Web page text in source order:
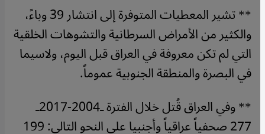
** تشير المعطيات المتوفرة إلى انتشار 39 وباءً،
والكثير من الأمراض السرطانية والتشوهات الخلقية
التي لم تكن معروفة في العراق قبل اليوم، ولاسيما
في البصرة والمنطقة الجنوبية عموماً.
** وفي العراق قُتل خلال الفترة ـ2004-2017ـ
277 صحفياً عراقياً وأجنبيا على النحو التالي: 199